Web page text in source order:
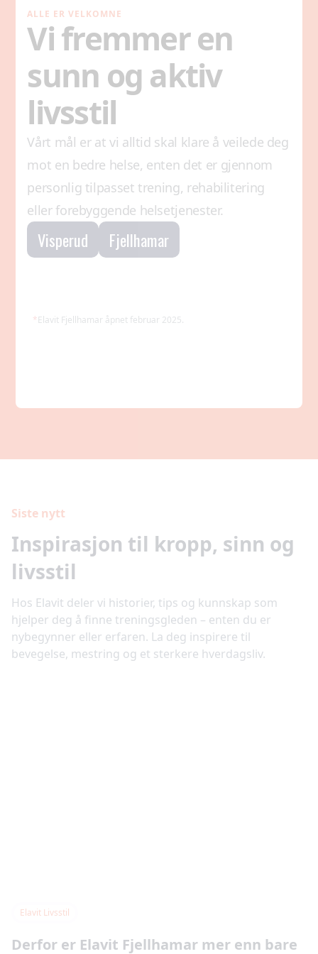
ALLE ER VELKOMNE
Vi fremmer en
sunn og aktiv
livsstil
Vårt mål er at vi alltid skal klare å veilede deg
mot en bedre helse, enten det er gjennom
personlig tilpasset trening, rehabilitering
eller forebyggende helsetjenester.
Visperud Fjellhamar
*Elavit Fjellhamar åpnet februar 2025.
Siste nytt
Inspirasjon til kropp, sinn og
livsstil
Hos Elavit deler vi historier, tips og kunnskap som
hjelper deg å finne treningsgleden – enten du er
nybegynner eller erfaren. La deg inspirere til
bevegelse, mestring og et sterkere hverdagsliv.
Elavit Livsstil
Derfor er Elavit Fjellhamar mer enn bare